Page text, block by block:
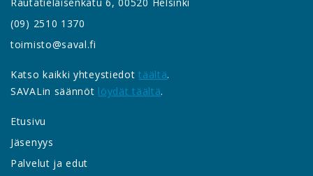
(09) 2510 1370
toimisto@saval.fi
Katso kaikki yhteystiedottäältä.
SAVALin säännöt löydät täältä.
Etusivu
Jäsenyys
Palvelut ja edut